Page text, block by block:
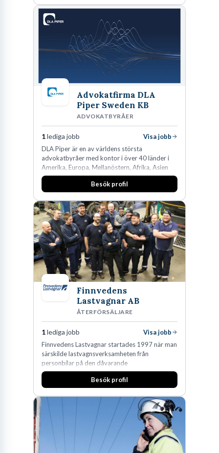
skydda, utveckla och kommersialisera
företagets viktigaste tillgångar.
Advokatfirma DLA
Piper Sweden KB
ADVOKATBYRÅER
1lediga jobb
Visa jobb
DLA Piper är en av världens största
advokatbyråer med kontor i över 40 länder i
Amerika, Europa, Mellanöstern, Afrika, Asien
och Oceanien. Vi är specialister inom
affärsjuridikens alla områden och vi har några
fler än 450 jurister på fem kontor i Stockholm,
Köpenhamn, Århus, Oslo och Helsingfors kan vi
på DLA Piper erbjuda våra klienter en unik,
effektiv och gränsöverskridande nordisk
expertis. På vårt kontor i centrala Stockholm är
vi idag drygt 240 medarbetare.
Besök profil
Finnvedens
Lastvagnar AB
ÅTERFÖRSÄLJARE
1lediga jobb
Visa jobb
Finnvedens Lastvagnar startades 1997 när man
särskilde lastvagnsverksamheten från
personbilar på den dåvarande
huvudanläggningen i Värnamo. Sedan dess har
man expanderat kraftigt genom ett antal
den största privata återförsäljaren av Volvo
Lastvagnar och finns representerade på 20
orter i södra Sverige.
Besök profil